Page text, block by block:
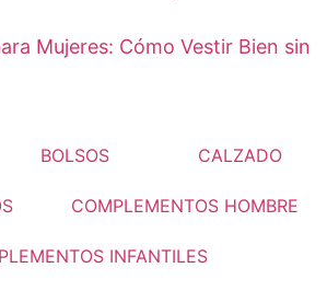
Mujeres: Cómo Vestir Bien sin
BOLSOS CALZADO
COMPLEMENTOS HOMBRE
INFANTILES